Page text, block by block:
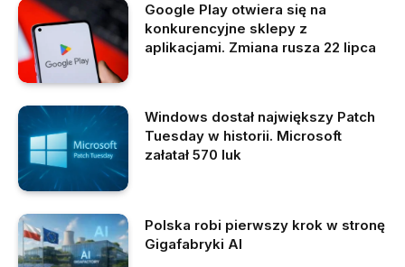
Google Play otwiera się na
konkurencyjne sklepy z
aplikacjami. Zmiana rusza 22 lipca
Windows dostał największy Patch
Tuesday w historii. Microsoft
załatał 570 luk
Polska robi pierwszy krok w stronę
Gigafabryki AI